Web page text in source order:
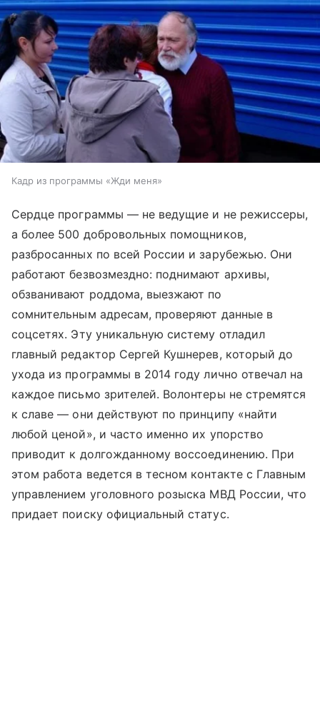
Кадр из программы «Жди меня»
Сердце программы — не ведущие и не режиссеры,
а более 500 добровольных помощников,
разбросанных по всей России и зарубежью. Они
работают безвозмездно: поднимают архивы,
обзванивают роддома, выезжают по
сомнительным адресам, проверяют данные в
соцсетях. Эту уникальную систему отладил
главный редактор Сергей Кушнерев, который до
ухода из программы в 2014 году лично отвечал на
каждое письмо зрителей. Волонтеры не стремятся
к славе — они действуют по принципу «найти
любой ценой», и часто именно их упорство
приводит к долгожданному воссоединению. При
этом работа ведется в тесном контакте с Главным
управлением уголовного розыска МВД России, что
придает поиску официальный статус.